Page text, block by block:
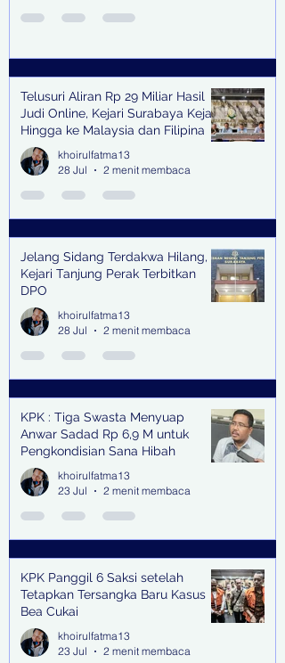
Telusuri Aliran Rp 29 Miliar Hasil
Judi Online, Kejari Surabaya Kejar
Hingga ke Malaysia dan Filipina
khoirulfatma13
28 Jul
2 menit membaca
Jelang Sidang Terdakwa Hilang,
Kejari Tanjung Perak Terbitkan
DPO
khoirulfatma13
28 Jul
2 menit membaca
KPK : Tiga Swasta Menyuap
Anwar Sadad Rp 6,9 M untuk
Pengkondisian Sana Hibah
khoirulfatma13
23 Jul
2 menit membaca
KPK Panggil 6 Saksi setelah
Tetapkan Tersangka Baru Kasus
Bea Cukai
khoirulfatma13
23 Jul
2 menit membaca